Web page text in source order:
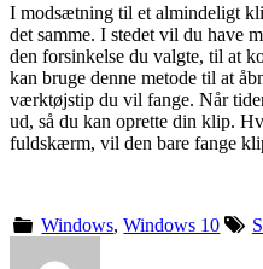
I modsætning til et almindeligt
det samme. I stedet vil du have
den forsinkelse du valgte, til at
kan bruge denne metode til at
værktøjstip du vil fange. Når
ud, så du kan oprette din klip.
fuldskærm, vil den bare fange
Windows,Windows 10